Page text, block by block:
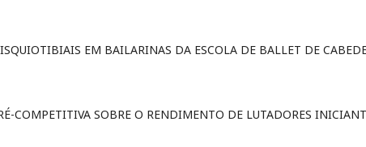
EM BAILARINAS DA ESCOLA DE BALLET DE
COMPETITIVA SOBRE O RENDIMENTO DE LUTADORES